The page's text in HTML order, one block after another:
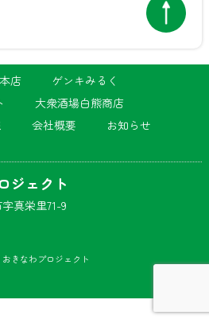
店
ゲンキみるく
大衆酒場白熊商店
会社概要
お知らせ
ジェクト
字真栄里71-9
きなわプロジェクト